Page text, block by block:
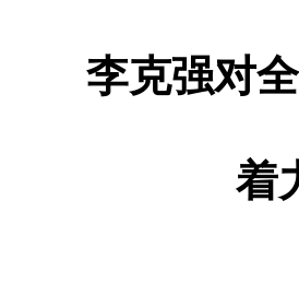
李克强对
着